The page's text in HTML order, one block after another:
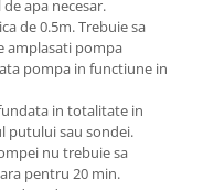
apa necesar.
de 0.5m. Trebuie sa
amplasati pompa
pompa in functiune in
in totalitate in
putului sau sondei.
nu trebuie sa
pentru 20 min.